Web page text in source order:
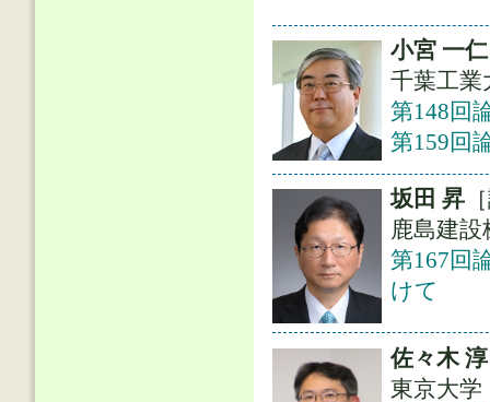
小宮 一仁
千葉工業
第148回
第159回
坂田 昇
鹿島建設
第167回
けて
佐々木 淳
東京大学